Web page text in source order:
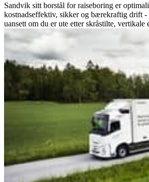
Sandvik sitt borstål for raiseboring er
kostnadseffektiv, sikker og bærekraftig drift
uansett om du er ute etter skråstilte, vertikale